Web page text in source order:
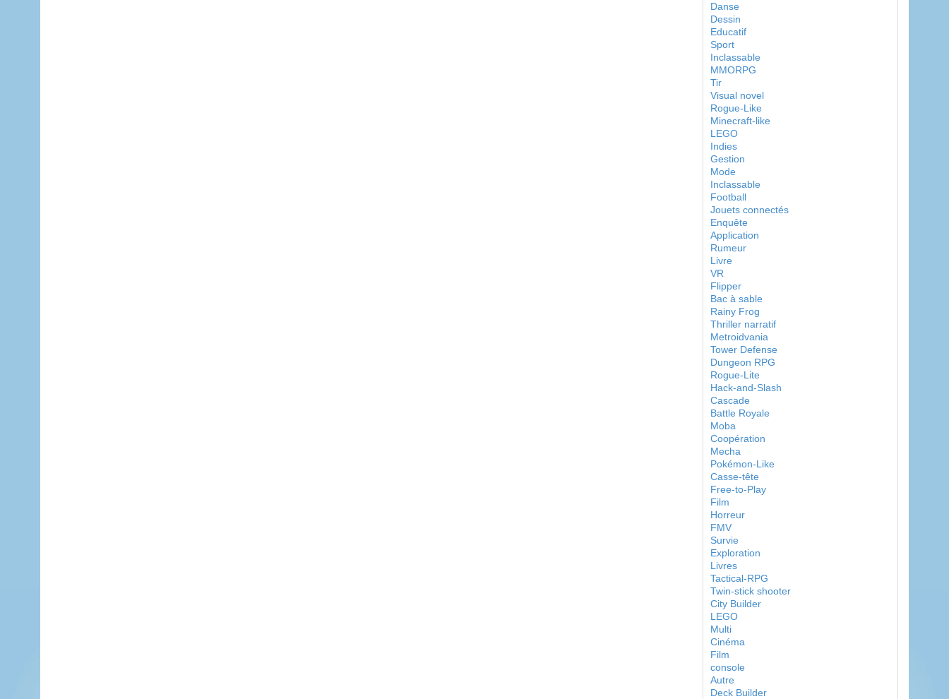
Danse
Dessin
Educatif
Sport
Inclassable
MMORPG
Tir
Visual novel
Rogue-Like
Minecraft-like
LEGO
Indies
Gestion
Mode
Inclassable
Football
Jouets connectés
Enquête
Application
Rumeur
Livre
VR
Flipper
Bac à sable
Rainy Frog
Thriller narratif
Metroidvania
Tower Defense
Dungeon RPG
Rogue-Lite
Hack-and-Slash
Cascade
Battle Royale
Moba
Coopération
Mecha
Pokémon-Like
Casse-tête
Free-to-Play
Film
Horreur
FMV
Survie
Exploration
Livres
Tactical-RPG
Twin-stick shooter
City Builder
LEGO
Multi
Cinéma
Film
console
Autre
Deck Builder